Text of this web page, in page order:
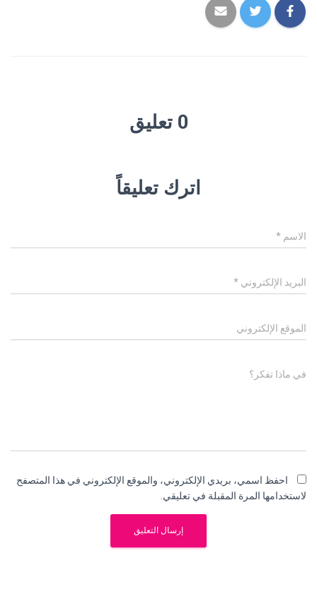
0 تعليق
اترك تعليقاً
الاسم *
البريد الإلكتروني *
الموقع الإلكتروني
في ماذا تفكر؟
احفظ اسمي، بريدي الإلكتروني، والموقع الإلكتروني في هذا المتصفح
لاستخدامها المرة المقبلة في تعليقي.